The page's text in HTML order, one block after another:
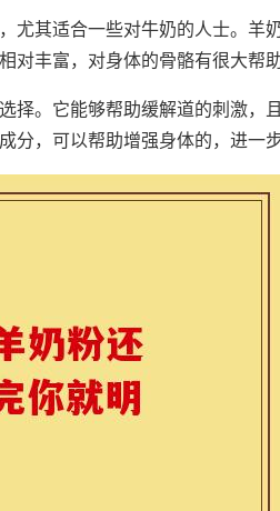
尤其适合一些对牛奶的人士。羊
对丰富，对身体的骨骼有很大帮助
择。它能够帮助缓解道的刺激，
，可以帮助增强身体的，进一步